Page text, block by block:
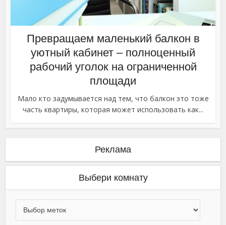
Превращаем маленький балкон в
уютный кабинет – полноценный
рабочий уголок на ограниченной
площади
Мало кто задумывается над тем, что балкон это тоже
часть квартиры, которая может использовать как...
Реклама
Выбери комнату